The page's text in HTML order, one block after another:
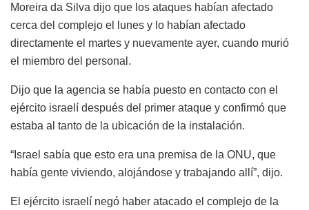
Moreira da Silva dijo que los ataques habían afectado
cerca del complejo el lunes y lo habían afectado
directamente el martes y nuevamente ayer, cuando murió
el miembro del personal.
Dijo que la agencia se había puesto en contacto con el
ejército israelí después del primer ataque y confirmó que
estaba al tanto de la ubicación de la instalación.
“Israel sabía que esto era una premisa de la ONU, que
había gente viviendo, alojándose y trabajando allí”, dijo.
El ejército israelí negó haber atacado el complejo de la